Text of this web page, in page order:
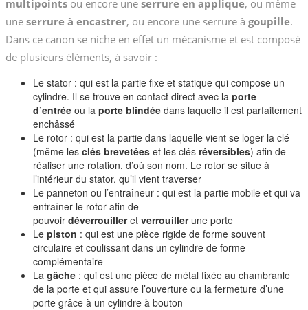
multipoints ou encore une serrure en applique, ou même
une serrure à encastrer, ou encore une serrure à goupille.
Dans ce canon se niche en effet un mécanisme et est composé
de plusieurs éléments, à savoir :
Le stator : qui est la partie fixe et statique qui compose un
cylindre. Il se trouve en contact direct avec la porte
d’entrée ou la porte blindée dans laquelle il est parfaitement
enchâssé
Le rotor : qui est la partie dans laquelle vient se loger la clé
(même les clés brevetées et les clés réversibles) afin de
réaliser une rotation, d’où son nom. Le rotor se situe à
l’intérieur du stator, qu’il vient traverser
Le panneton ou l’entraîneur : qui est la partie mobile et qui va
entraîner le rotor afin de
pouvoir déverrouilleret verrouiller une porte
Le piston : qui est une pièce rigide de forme souvent
circulaire et coulissant dans un cylindre de forme
complémentaire
La gâche : qui est une pièce de métal fixée au chambranle
de la porte et qui assure l’ouverture ou la fermeture d’une
porte grâce à un cylindre à bouton